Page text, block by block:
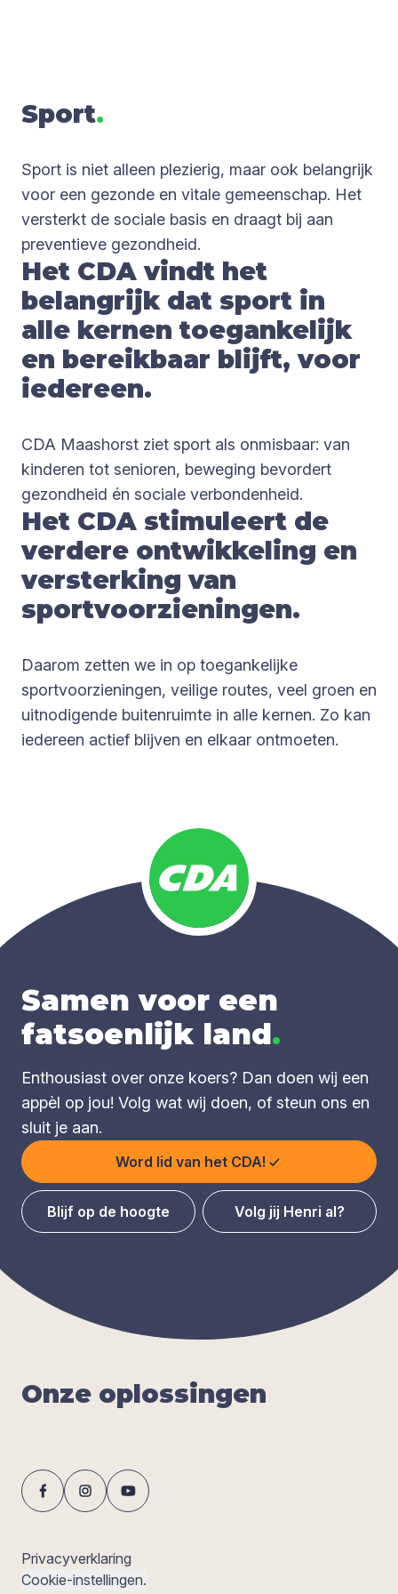
Sport.
Sport is niet alleen plezierig, maar ook belangrijk
voor een gezonde en vitale gemeenschap. Het
versterkt de sociale basis en draagt bij aan
preventieve gezondheid.
Het CDA vindt het
belangrijk dat sport in
alle kernen toegankelijk
en bereikbaar blijft, voor
iedereen.
CDA Maashorst ziet sport als onmisbaar: van
kinderen tot senioren, beweging bevordert
gezondheid én sociale verbondenheid.
Het CDA stimuleert de
verdere ontwikkeling en
versterking van
sportvoorzieningen.
Daarom zetten we in op toegankelijke
sportvoorzieningen, veilige routes, veel groen en
uitnodigende buitenruimte in alle kernen. Zo kan
iedereen actief blijven en elkaar ontmoeten.
Samen voor een
fatsoenlijk land.
Enthousiast over onze koers? Dan doen wij een
appèl op jou! Volg wat wij doen, of steun ons en
sluit je aan.
Word lid van het CDA!
Blijf op de hoogte Volg jij Henri al?
Onze oplos­sin­gen
Privacyverklaring
Cookie-instellingen.